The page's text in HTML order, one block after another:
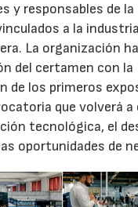
y responsables de
a la industria
La organización
del certamen con la
de los primeros
que volverá
tecnológica, el
oportunidades de